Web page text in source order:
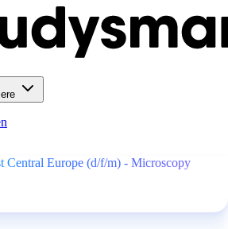
Central Europe (d/f/m) - Microscopy